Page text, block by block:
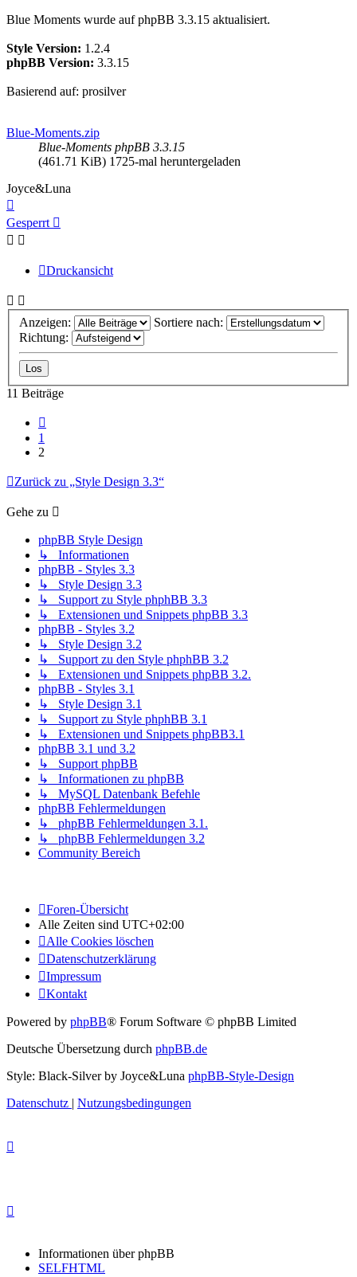
Blue Moments wurde auf phpBB 3.3.15 aktualisiert.
Style Version: 1.2.4
phpBB Version: 3.3.15
Basierend auf: prosilver
Blue-Moments.zip
Blue-Moments phpBB 3.3.15
(461.71 KiB) 1725-mal heruntergeladen
Joyce&Luna
oben
Gesperrt
Druckansicht
Anzeigen:
Sortiere nach:
Richtung:
11 Beiträge
1
2
Zurück zu „Style Design 3.3“
Gehe zu
phpBB Style Design
↳ Informationen
phpBB - Styles 3.3
↳ Style Design 3.3
↳ Support zu Style phphBB 3.3
↳ Extensionen und Snippets phpBB 3.3
phpBB - Styles 3.2
↳ Style Design 3.2
↳ Support zu den Style phphBB 3.2
↳ Extensionen und Snippets phpBB 3.2.
phpBB - Styles 3.1
↳ Style Design 3.1
↳ Support zu Style phphBB 3.1
↳ Extensionen und Snippets phpBB3.1
phpBB 3.1 und 3.2
↳ Support phpBB
↳ Informationen zu phpBB
↳ MySQL Datenbank Befehle
phpBB Fehlermeldungen
↳ phpBB Fehlermeldungen 3.1.
↳ phpBB Fehlermeldungen 3.2
Community Bereich
Foren-Übersicht
Alle Zeiten sind UTC+02:00
Alle Cookies löschen
Datenschutzerklärung
Impressum
Kontakt
Powered by phpBB® Forum Software © phpBB Limited
Deutsche Übersetzung durch phpBB.de
Style: Black-Silver by Joyce&Luna phpBB-Style-Design
Datenschutz | Nutzungsbedingungen
Informationen über phpBB
SELFHTML